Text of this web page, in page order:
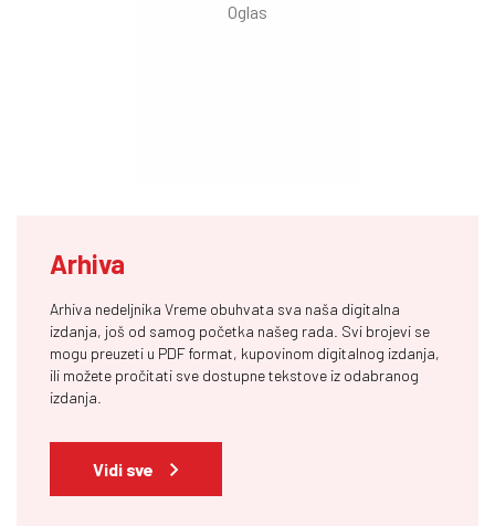
Arhiva
Arhiva nedeljnika Vreme obuhvata sva naša digitalna
izdanja, još od samog početka našeg rada. Svi brojevi se
mogu preuzeti u PDF format, kupovinom digitalnog izdanja,
ili možete pročitati sve dostupne tekstove iz odabranog
izdanja.
Vidi sve